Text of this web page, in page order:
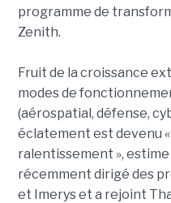
programme de
Zenith.
Fruit de la croissance
modes de
(aérospatial, défense,
éclatement est devenu
ralentissement », estime
récemment dirigé des
et Imerys et a rejoint